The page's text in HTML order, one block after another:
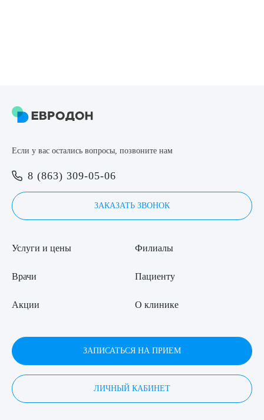
Если у вас остались вопросы, позвоните нам
8 (863) 309-05-06
ЗАКАЗАТЬ ЗВОНОК
Услуги и цены
Врачи
Акции
Филиалы
Пациенту
О клинике
ЗАПИСАТЬСЯ НА ПРИЕМ
ЛИЧНЫЙ КАБИНЕТ